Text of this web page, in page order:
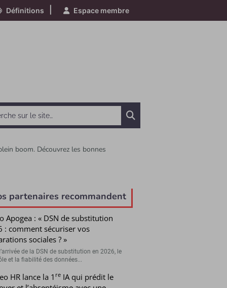
Définitions Espace membre
boom. Découvrez les bonnes
partenaires recommandent
Apogea : « DSN de substitution
: comment sécuriser vos
sociales ? »
de la DSN de substitution en 2026, le
et la fiabilité des données...
HR lance la 1 reIA qui prédit le